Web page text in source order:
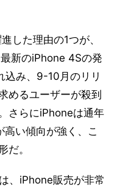
した理由の1つが、
新のiPhone 4Sの発
込み、9-10月のリリ
めるユーザーが殺到
さらにiPhoneは通年
い傾向が強く、こ
だ。
、iPhone販売が非常